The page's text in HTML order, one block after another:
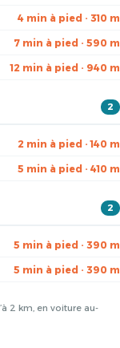
4 min à pied · 310 m
7 min à pied · 590 m
12 min à pied · 940 m
2
2 min à pied · 140 m
5 min à pied · 410 m
2
5 min à pied · 390 m
5 min à pied · 390 m
2 km, en voiture au-